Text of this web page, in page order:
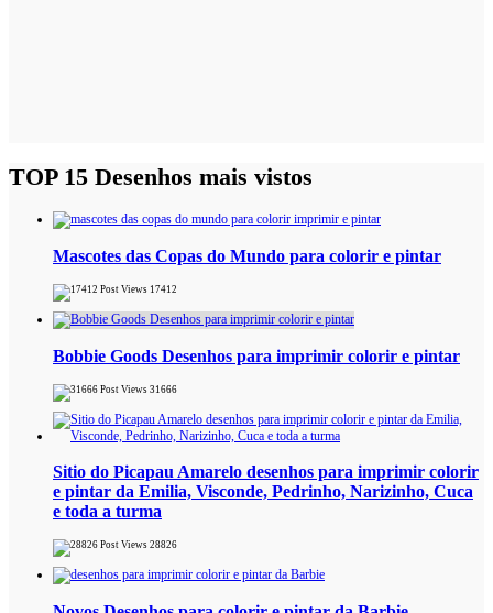
TOP 15 Desenhos mais vistos
Mascotes das Copas do Mundo para colorir e pintar
17412
Bobbie Goods Desenhos para imprimir colorir e pintar
31666
Sitio do Picapau Amarelo desenhos para imprimir colorir
e pintar da Emilia, Visconde, Pedrinho, Narizinho, Cuca
e toda a turma
28826